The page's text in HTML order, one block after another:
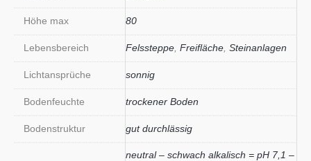
Höhe max 80
Lebensbereich Felssteppe Freifläche Steinanlagen
Lichtansprüche sonnig
Bodenfeuchte trockener Boden
Bodenstruktur gut durchlässig
neutral – schwach alkalisch = pH 7,1 –